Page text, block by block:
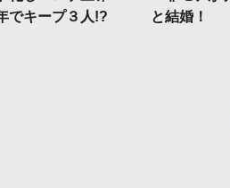
でキープ３人!?
と結婚！